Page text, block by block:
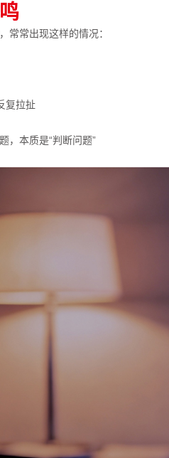
常常出现这样的情况：
复拉扯
，本质是“判断问题”